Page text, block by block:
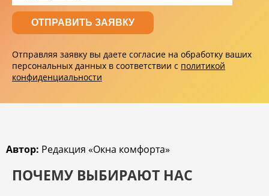
Отправляя заявку вы даете согласие на обработку ваших
персональных данных в соответствии с политикой
конфиденциальности
Автор: Редакция «Окна комфорта»
ПОЧЕМУ ВЫБИРАЮТ НАС